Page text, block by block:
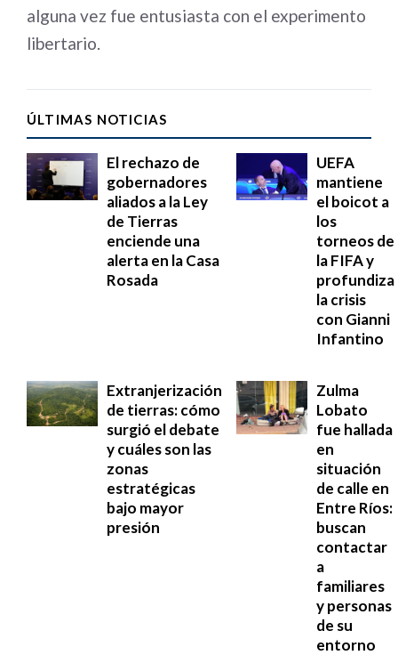
alguna vez fue entusiasta con el experimento
libertario.
ÚLTIMAS NOTICIAS
El rechazo de
gobernadores
aliados a la Ley
de Tierras
enciende una
alerta en la Casa
Rosada
UEFA
mantiene
el boicot a
los
torneos de
la FIFA y
profundiza
la crisis
con Gianni
Infantino
Extranjerización
de tierras: cómo
surgió el debate
y cuáles son las
zonas
estratégicas
bajo mayor
presión
Zulma
Lobato
fue hallada
en
situación
de calle en
Entre Ríos:
buscan
contactar
a
familiares
y personas
de su
entorno